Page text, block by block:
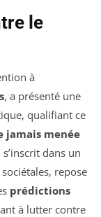
le
à
, a présenté une
qualifiant ce
jamais menée
dans un
repose
prédictions
à lutter contre